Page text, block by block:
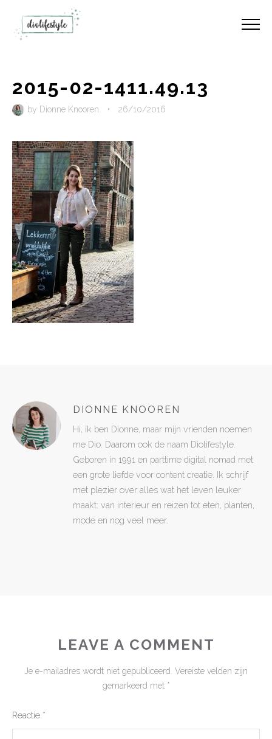
2015-02-1411.49.13
by Dionne Knooren • 26/10/2016
DIONNE KNOOREN
Hi, ik ben Dionne, maar mijn vrienden noemen
me Dio. Daarom ook de naam Diolifestyle.
Geboren in 1991 en parttime digital nomad met
een grote liefde voor content creatie. Ik schrijf
met plezier over alles wat het leven leuker
maakt: van interieur en reizen tot eten, planten,
mode en nog veel meer.
LEAVE A COMMENT
Je e-mailadres wordt niet gepubliceerd. Vereiste velden zijn
gemarkeerd met *
Reactie *